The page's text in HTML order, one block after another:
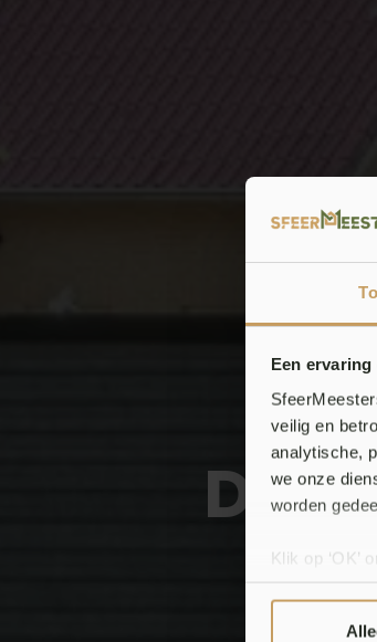
Een ervaring
veilig en
analytische,
we onze
worden
Klik op ‘OK’